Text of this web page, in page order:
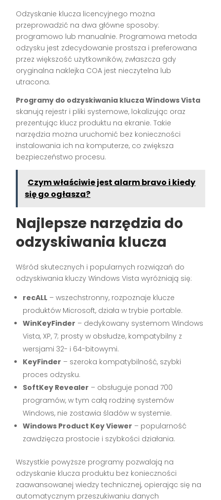
Odzyskanie klucza licencyjnego można
przeprowadzić na dwa główne sposoby:
programowo lub manualnie. Programowa metoda
odzysku jest zdecydowanie prostsza i preferowana
przez większość użytkowników, zwłaszcza gdy
oryginalna naklejka COA jest nieczytelna lub
utracona.
Programy do odzyskiwania klucza Windows Vista
skanują rejestr i pliki systemowe, lokalizując oraz
prezentując klucz produktu na ekranie. Takie
narzędzia można uruchomić bez konieczności
instalowania ich na komputerze, co zwiększa
bezpieczeństwo procesu.
Czym właściwie jest alarm bravo i kiedy
się go ogłasza?
Najlepsze narzędzia do
odzyskiwania klucza
Wśród skutecznych i popularnych rozwiązań do
odzyskiwania kluczy Windows Vista wyróżniają się:
recALL – wszechstronny, rozpoznaje klucze
produktów Microsoft, działa w trybie portable.
WinKeyFinder – dedykowany systemom Windows
Vista, XP, 7; prosty w obsłudze, kompatybilny z
wersjami 32- i 64-bitowymi.
KeyFinder – szeroka kompatybilność, szybki
proces odzysku.
SoftKey Revealer – obsługuje ponad 700
programów, w tym całą rodzinę systemów
Windows, nie zostawia śladów w systemie.
Windows Product Key Viewer – popularność
zawdzięcza prostocie i szybkości działania.
Wszystkie powyższe programy pozwalają na
odzyskanie klucza produktu bez konieczności
zaawansowanej wiedzy technicznej, opierając się na
automatycznym przeszukiwaniu danych